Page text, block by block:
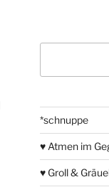
*schnuppe
♥ Atmen im
♥ Groll &